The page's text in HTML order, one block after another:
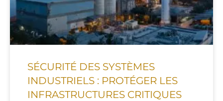
SÉCURITÉ DES SYSTÈMES
INDUSTRIELS : PROTÉGER LES
INFRASTRUCTURES CRITIQUES